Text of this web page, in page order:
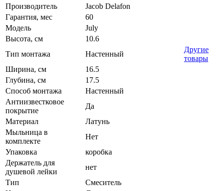
Производитель
Jacob Delafon
Гарантия, мес
60
Модель
July
Высота, см
10.6
Тип монтажа
Настенный
Другие
товары
Ширина, см
16.5
Глубина, см
17.5
Способ монтажа
Настенный
Антиизвестковое
покрытие
Да
Материал
Латунь
Мыльница в
комплекте
Нет
Упаковка
коробка
Держатель для
душевой лейки
нет
Тип
Смеситель